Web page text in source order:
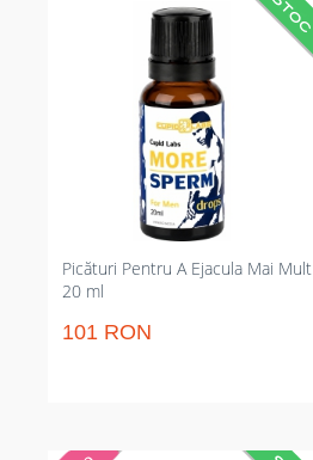
Picături Pentru A Ejacula Mai Mult
20 ml
101 RON
Picături naturale pentru mărirea
volumului ejaculatului, urmare
vizibil. Dozaj clar 5–10 picături/zi și
impact asupra cantității și
consistenței. Potrivite în rutina
zilnică pentru efecte constante
fără gust zdravăn sau mireasmă